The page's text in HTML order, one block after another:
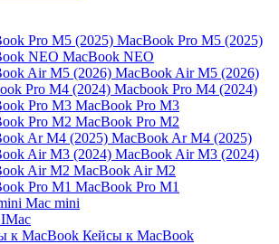
MacBook Pro M5 (2025)
MacBook NEO
MacBook Air M5 (2026)
Macbook Pro M4 (2024)
MacBook Pro M3
MacBook Pro M2
MacBook Ar M4 (2025)
MacBook Air M3 (2024)
MacBook Air M2
MacBook Pro M1
Mac mini
IMac
Кейсы к MacBook